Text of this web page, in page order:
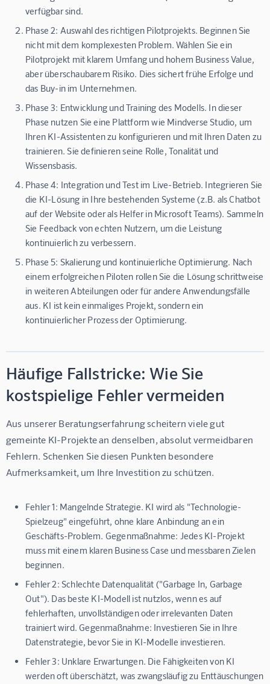
verfügbar sind.
Phase 2: Auswahl des richtigen Pilotprojekts. Beginnen Sie
nicht mit dem komplexesten Problem. Wählen Sie ein
Pilotprojekt mit klarem Umfang und hohem Business Value,
aber überschaubarem Risiko. Dies sichert frühe Erfolge und
das Buy-in im Unternehmen.
Phase 3: Entwicklung und Training des Modells. In dieser
Phase nutzen Sie eine Plattform wie Mindverse Studio, um
Ihren KI-Assistenten zu konfigurieren und mit Ihren Daten zu
trainieren. Sie definieren seine Rolle, Tonalität und
Wissensbasis.
Phase 4: Integration und Test im Live-Betrieb. Integrieren Sie
die KI-Lösung in Ihre bestehenden Systeme (z.B. als Chatbot
auf der Website oder als Helfer in Microsoft Teams). Sammeln
Sie Feedback von echten Nutzern, um die Leistung
kontinuierlich zu verbessern.
Phase 5: Skalierung und kontinuierliche Optimierung. Nach
einem erfolgreichen Piloten rollen Sie die Lösung schrittweise
in weiteren Abteilungen oder für andere Anwendungsfälle
aus. KI ist kein einmaliges Projekt, sondern ein
kontinuierlicher Prozess der Optimierung.
Häufige Fallstricke: Wie Sie
kostspielige Fehler vermeiden
Aus unserer Beratungserfahrung scheitern viele gut
gemeinte KI-Projekte an denselben, absolut vermeidbaren
Fehlern. Schenken Sie diesen Punkten besondere
Aufmerksamkeit, um Ihre Investition zu schützen.
Fehler 1: Mangelnde Strategie. KI wird als "Technologie-
Spielzeug" eingeführt, ohne klare Anbindung an ein
Geschäfts-Problem. Gegenmaßnahme: Jedes KI-Projekt
muss mit einem klaren Business Case und messbaren Zielen
beginnen.
Fehler 2: Schlechte Datenqualität ("Garbage In, Garbage
Out"). Das beste KI-Modell ist nutzlos, wenn es auf
fehlerhaften, unvollständigen oder irrelevanten Daten
trainiert wird.Gegenmaßnahme: Investieren Sie in Ihre
Datenstrategie, bevor Sie in KI-Modelle investieren.
Fehler 3: Unklare Erwartungen. Die Fähigkeiten von KI
werden oft überschätzt, was zwangsläufig zu Enttäuschungen